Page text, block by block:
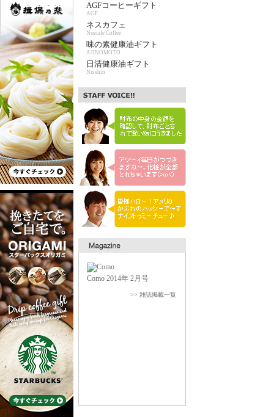
AGFコーヒーギフト
AGF
ネスカフェ
Nescafe Coffee
味の素健康油ギフト
AJINOMOTO
日清健康油ギフト
Nisshin
Como 2014年 2月号
>> 雑誌掲載一覧